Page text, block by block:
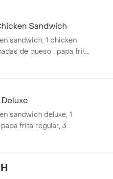
Sandwich
sandwich, 1 chicken
de queso , papa frita
en lata
sandwich deluxe, 1
frita regular, 3
, gaseosa en lata